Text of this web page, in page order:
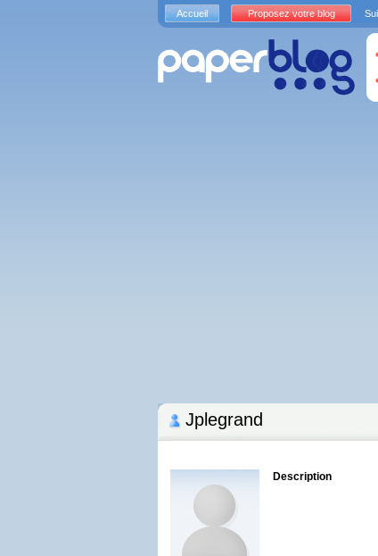
Jplegrand
Description
Accueil Proposez votre blog